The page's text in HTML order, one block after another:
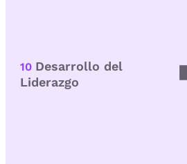
10 Desarrollo del
Liderazgo